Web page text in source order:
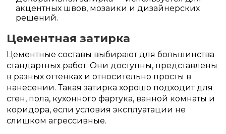
акцентных швов, мозаики и дизайнерских
решений.
Цементная затирка
Цементные составы выбирают для большинства
стандартных работ. Они доступны, представлены
в разных оттенках и относительно просты в
нанесении. Такая затирка хорошо подходит для
стен, пола, кухонного фартука, ванной комнаты и
коридора, если условия эксплуатации не
слишком агрессивные.